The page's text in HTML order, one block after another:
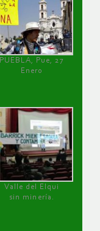
PUEBLA, Pue, 27
Enero
Valle del Elqui
sin minería.